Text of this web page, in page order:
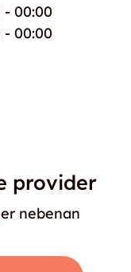
- 00:00
- 00:00
provider
nebenan